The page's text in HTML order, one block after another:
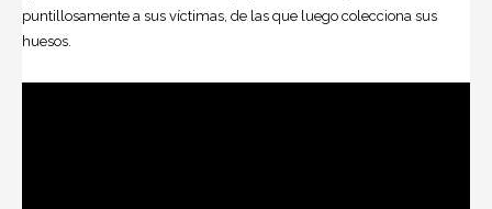
puntillosamente a sus víctimas, de las que luego colecciona sus
huesos.